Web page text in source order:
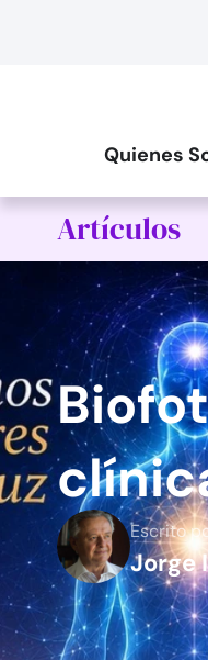
Quienes
Artículos
Escrito
Jorge